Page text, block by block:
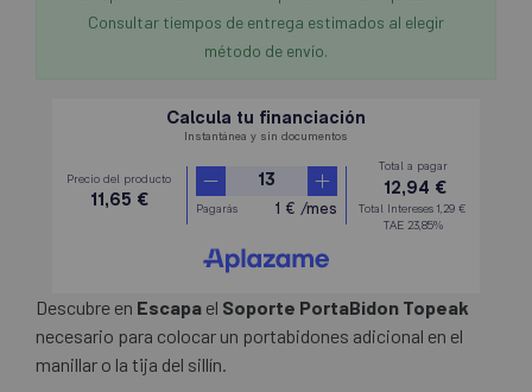
Consultar tiempos de entrega estimados al elegir
método de envío.
Descubre en Escapa el Soporte PortaBidon Topeak
necesario para colocar un portabidones adicional en el
manillar o la tija del sillín.